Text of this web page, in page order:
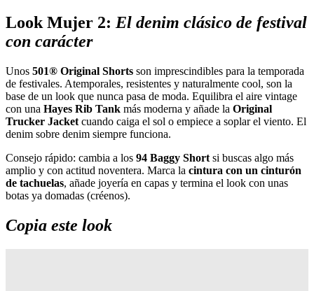
Look Mujer 2: El denim clásico de festival
con carácter
Unos 501® Original Shorts son imprescindibles para la temporada
de festivales. Atemporales, resistentes y naturalmente cool, son la
base de un look que nunca pasa de moda. Equilibra el aire vintage
con una Hayes Rib Tank más moderna y añade la Original
Trucker Jacket cuando caiga el sol o empiece a soplar el viento. El
denim sobre denim siempre funciona.
Consejo rápido: cambia a los 94 Baggy Short si buscas algo más
amplio y con actitud noventera. Marca la cintura con un cinturón
de tachuelas, añade joyería en capas y termina el look con unas
botas ya domadas (créenos).
Copia este look